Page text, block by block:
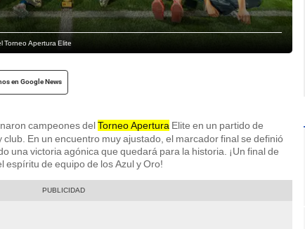
Torneo Apertura Elite
en Google News
campeones delTorneo Apertura Elite en un partido de
En un encuentro muy ajustado, el marcador final se definió
una victoria agónica que quedará para la historia. ¡Un final de
espíritu de equipo de los Azul y Oro!